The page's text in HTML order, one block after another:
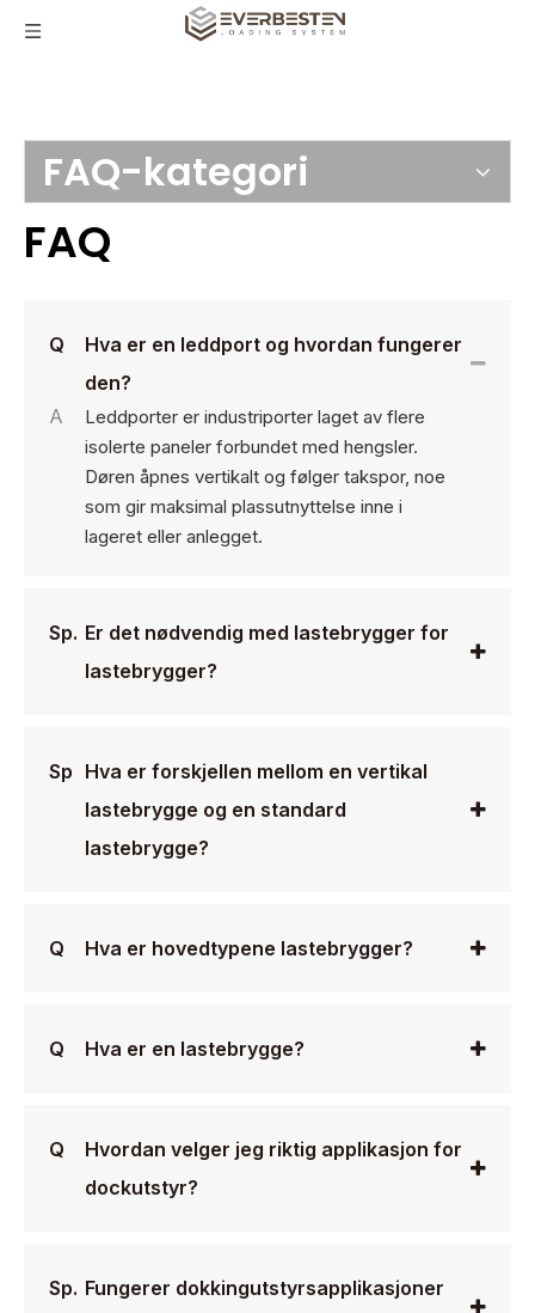
FAQ-kategori
FAQ
Q
Hva er en leddport og hvordan fungerer
den?
A
Leddporter er industriporter laget av flere
isolerte paneler forbundet med hengsler.
Døren åpnes vertikalt og følger takspor, noe
som gir maksimal plassutnyttelse inne i
lageret eller anlegget.
Sp. Er det nødvendig med lastebrygger for
lastebrygger?
Sp Hva er forskjellen mellom en vertikal
lastebrygge og en standard
lastebrygge?
Q Hva er hovedtypene lastebrygger?
Q Hva er en lastebrygge?
Q
Hvordan velger jeg riktig applikasjon for
dockutstyr?
Sp. Fungerer dokkingutstyrsapplikasjoner